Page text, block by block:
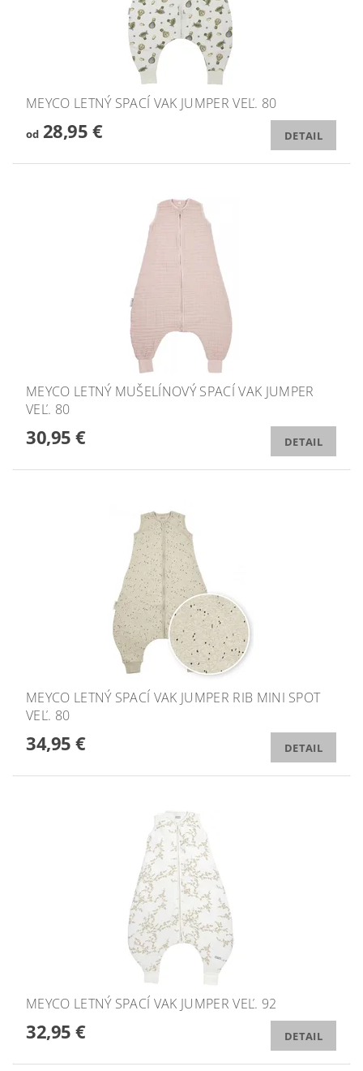
MEYCO LETNÝ SPACÍ VAK JUMPER VEĽ. 80
od28,95 € DETAIL
MEYCO LETNÝ MUŠELÍNOVÝ SPACÍ VAK JUMPER
VEĽ. 80
30,95 € DETAIL
MEYCO LETNÝ SPACÍ VAK JUMPER RIB MINI SPOT
VEĽ. 80
34,95 € DETAIL
MEYCO LETNÝ SPACÍ VAK JUMPER VEĽ. 92
32,95 € DETAIL